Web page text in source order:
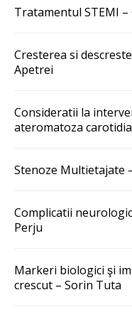
Tratamentul STEMI
Cresterea si
Apetrei
Consideratii la
ateromatoza
Stenoze Multietajate
Complicatii
Perju
Markeri biologici şi
crescut – Sorin Tuta